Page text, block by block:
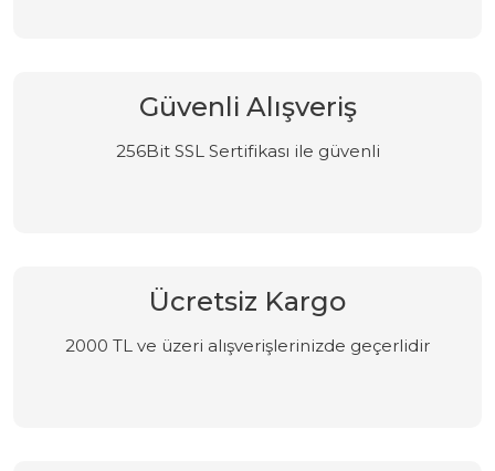
Güvenli Alışveriş
256Bit SSL Sertifikası ile güvenli
Ücretsiz Kargo
2000 TL ve üzeri alışverişlerinizde geçerlidir